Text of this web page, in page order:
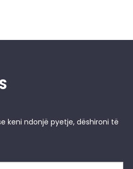
keni ndonjë pyetje, dëshironi të